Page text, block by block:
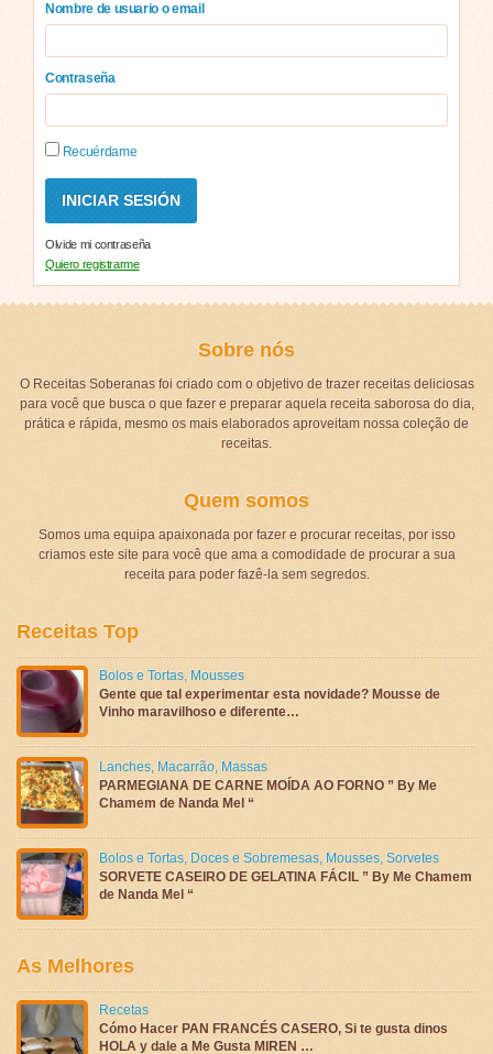
Nombre de usuario o email
Contraseña
Recuérdame
Olvide mi contraseña
Quiero registrarme
Sobre nós
O Receitas Soberanas foi criado com o objetivo de trazer receitas deliciosas
para você que busca o que fazer e preparar aquela receita saborosa do dia,
prática e rápida, mesmo os mais elaborados aproveitam nossa coleção de
receitas.
Quem somos
Somos uma equipa apaixonada por fazer e procurar receitas, por isso
criamos este site para você que ama a comodidade de procurar a sua
receita para poder fazê-la sem segredos.
Receitas Top
Bolos e Tortas, Mousses
Gente que tal experimentar esta novidade? Mousse de
Vinho maravilhoso e diferente…
Lanches, Macarrão, Massas
PARMEGIANA DE CARNE MOÍDA AO FORNO ” By Me
Chamem de Nanda Mel “
Bolos e Tortas, Doces e Sobremesas, Mousses, Sorvetes
SORVETE CASEIRO DE GELATINA FÁCIL ” By Me Chamem
de Nanda Mel “
As Melhores
Recetas
Cómo Hacer PAN FRANCÉS CASERO, Si te gusta dinos
HOLA y dale a Me Gusta MIREN …